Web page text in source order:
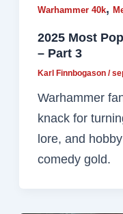
Warhammer 40k,
2025 Most
– Part 3
Karl Finnbogason/
Warhammer
knack for
lore, and
comedy gold.